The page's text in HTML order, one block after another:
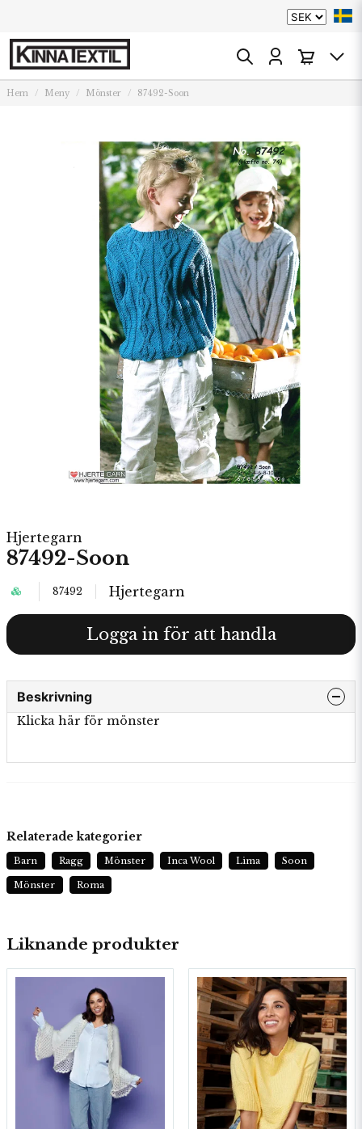
Hem Meny Mönster 87492-Soon
Hjertegarn
87492-Soon
87492 Hjertegarn
Logga in för att handla
Beskrivning
Klicka här för mönster
Liknande produkter
Relaterade kategorier
Barn Ragg Mönster Inca Wool Lima Soon
Mönster Roma